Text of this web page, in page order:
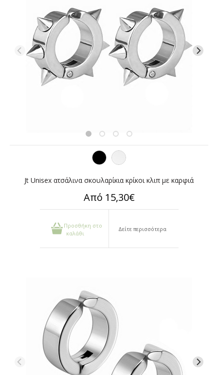
Jt Unisex ατσάλινα σκουλαρίκια κρίκοι κλιπ με καρφιά
Από 15,30€
Προσθήκη στο
καλάθι
Δείτε περισσότερα